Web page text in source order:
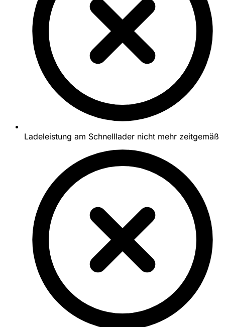
Ladeleistung am Schnelllader nicht mehr zeitgemäß